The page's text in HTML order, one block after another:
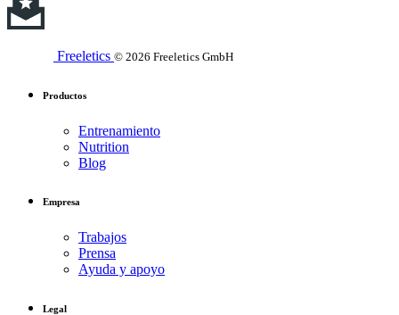
Freeletics © 2026 Freeletics GmbH
Productos
Entrenamiento
Nutrition
Blog
Empresa
Trabajos
Prensa
Ayuda y apoyo
Legal